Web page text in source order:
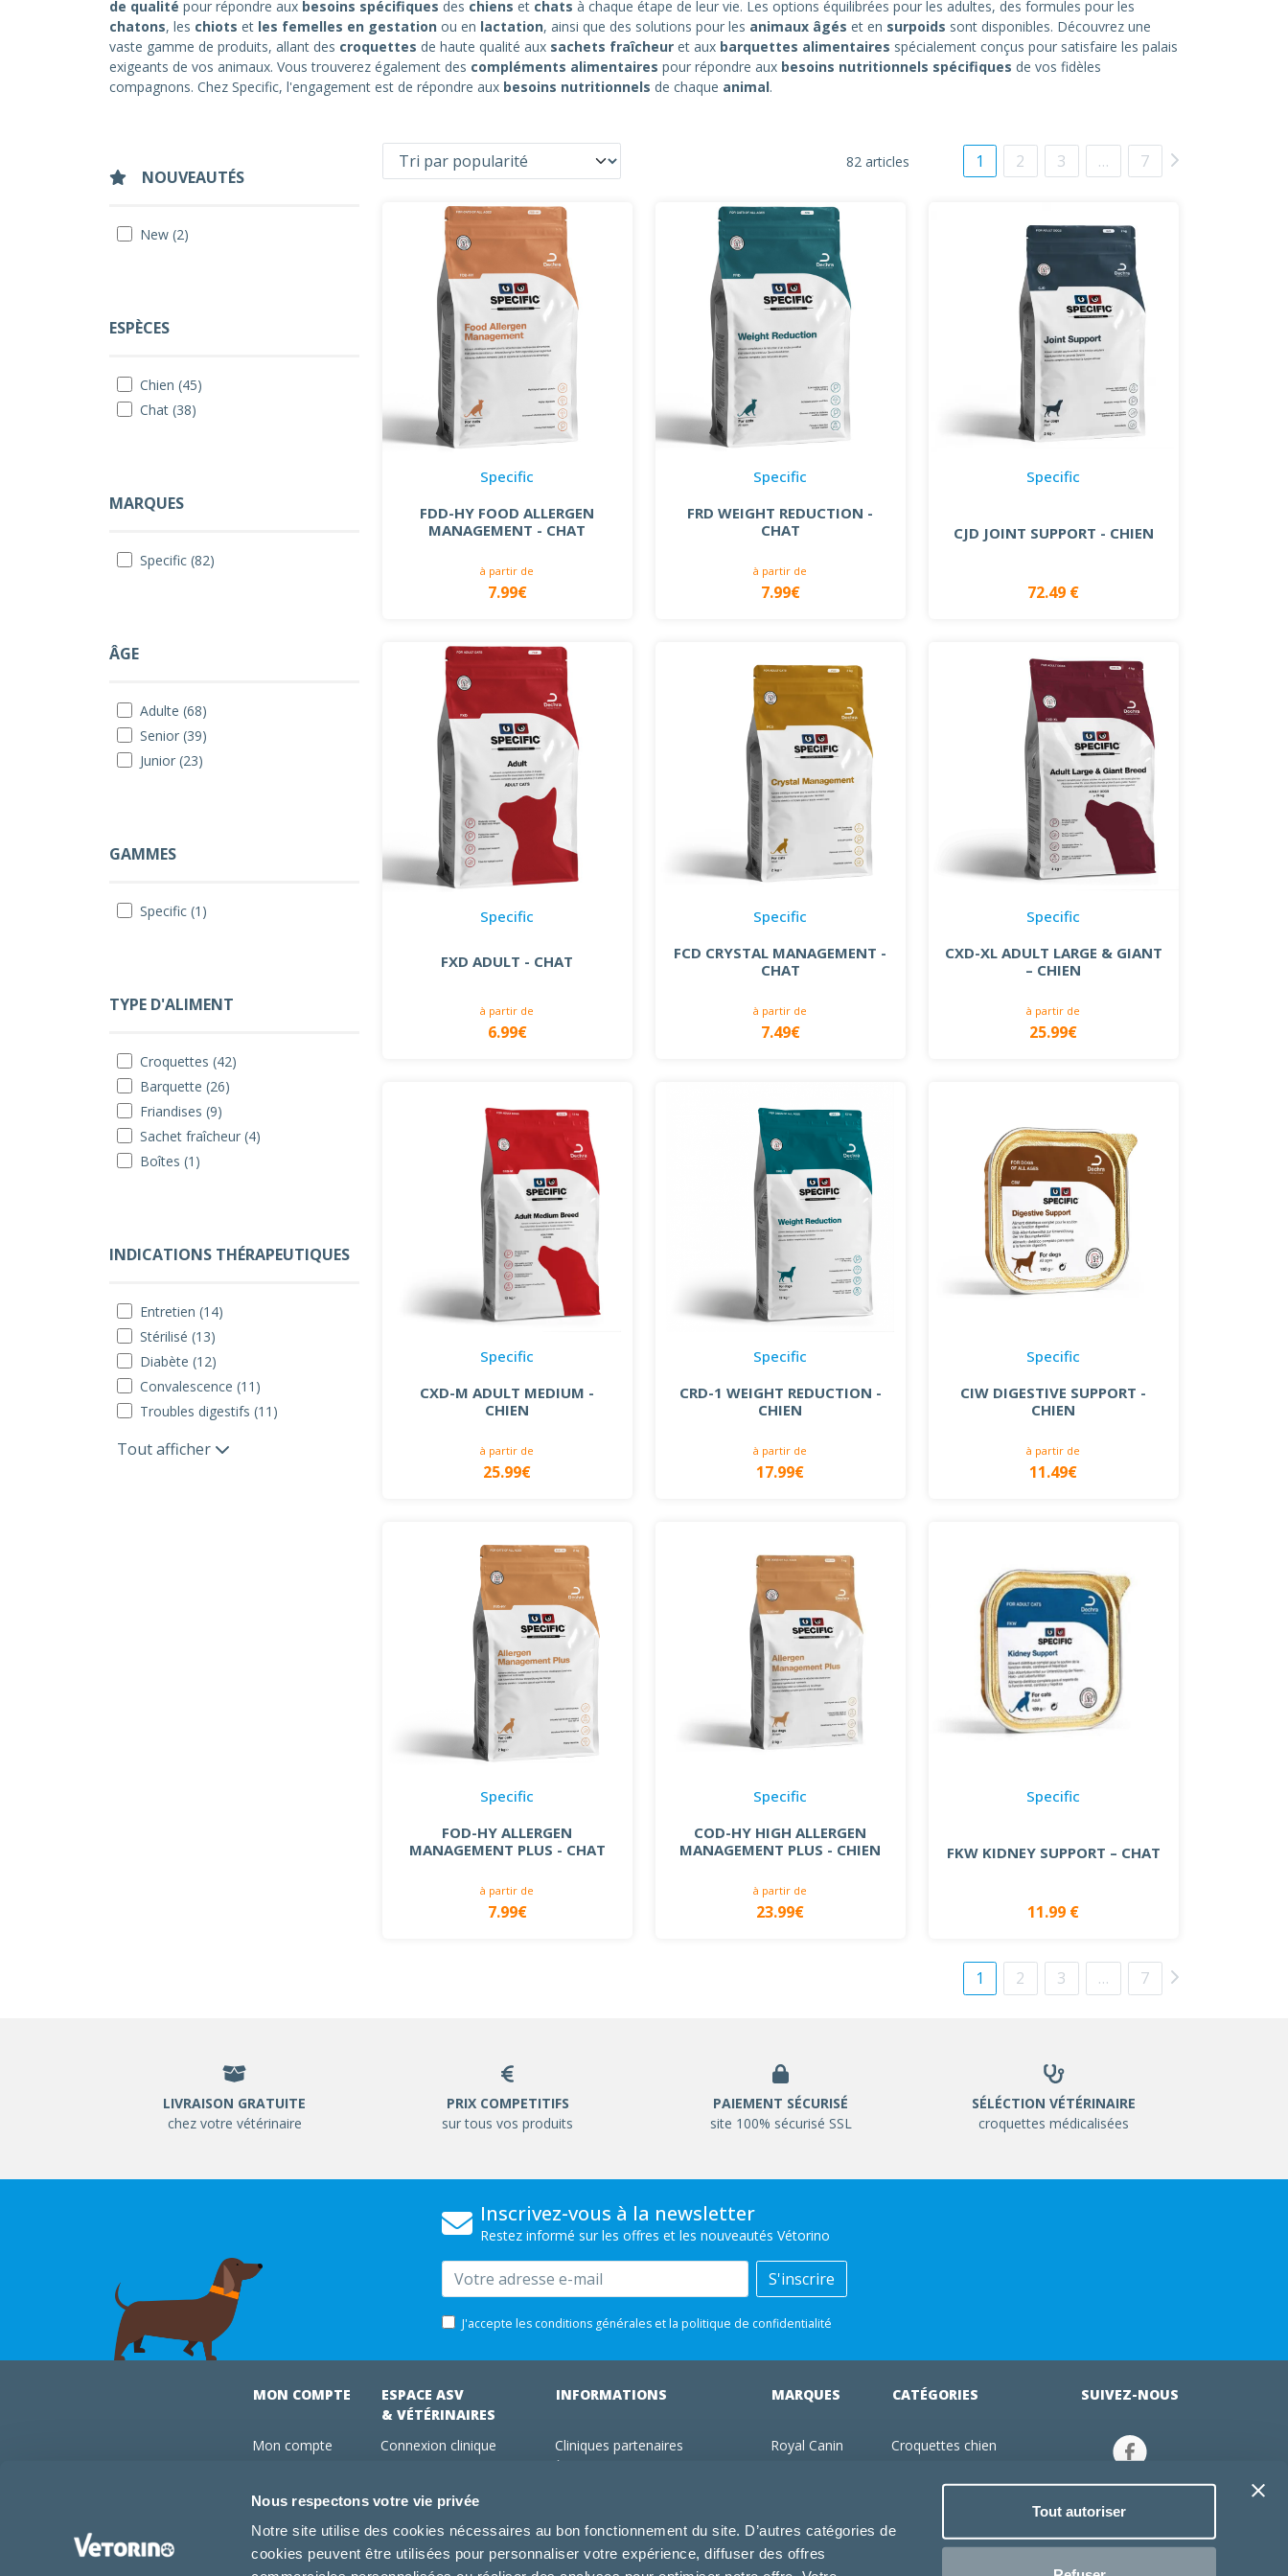
Nous respectons votre vie privée
Notre site utilise des cookies nécessaires au bon fonctionnement du site. D’autres catégories de
cookies peuvent être utilisées pour personnaliser votre expérience, diffuser des offres
Tout autoriser
de qualité pour répondre aux besoins spécifiques des chiens et chats à chaque étape de leur vie. Les options équilibrées pour les adultes, des formules pour les
chatons, les chiots et les femelles en gestation ou en lactation, ainsi que des solutions pour les animaux âgés et en surpoids sont disponibles. Découvrez une
vaste gamme de produits, allant des croquettes de haute qualité aux sachets fraîcheur et aux barquettes alimentaires spécialement conçus pour satisfaire les palais
exigeants de vos animaux. Vous trouverez également des compléments alimentaires pour répondre aux besoins nutritionnels spécifiques de vos fidèles
compagnons. Chez Specific, l'engagement est de répondre aux besoins nutritionnels de chaque animal.
NOUVEAUTÉS
New (2)
ESPÈCES
Chien (45)
Chat (38)
MARQUES
Specific (82)
ÂGE
Adulte (68)
Senior (39)
Junior (23)
GAMMES
Specific (1)
TYPE D'ALIMENT
Croquettes (42)
Barquette (26)
Friandises (9)
Sachet fraîcheur (4)
Boîtes (1)
INDICATIONS THÉRAPEUTIQUES
Entretien (14)
Stérilisé (13)
Diabète (12)
Convalescence (11)
Troubles digestifs (11)
Tout afficher
82 articles 1 2 3 … 7
Specific
FDD-HY FOOD ALLERGEN
MANAGEMENT - CHAT
à partir de
7.99€
Specific
FRD WEIGHT REDUCTION -
CHAT
à partir de
7.99€
Specific
CJD JOINT SUPPORT - CHIEN
72.49 €
Specific
FXD ADULT - CHAT
à partir de
6.99€
Specific
FCD CRYSTAL MANAGEMENT -
CHAT
à partir de
7.49€
Specific
CXD-XL ADULT LARGE & GIANT
– CHIEN
à partir de
25.99€
Specific
CXD-M ADULT MEDIUM -
CHIEN
à partir de
25.99€
Specific
CRD-1 WEIGHT REDUCTION -
CHIEN
à partir de
17.99€
Specific
CIW DIGESTIVE SUPPORT -
CHIEN
à partir de
11.49€
Specific
FOD-HY ALLERGEN
MANAGEMENT PLUS - CHAT
à partir de
7.99€
Specific
COD-HY HIGH ALLERGEN
MANAGEMENT PLUS - CHIEN
à partir de
23.99€
Specific
FKW KIDNEY SUPPORT – CHAT
11.99 €
1 2 3 … 7
LIVRAISON GRATUITE
chez votre vétérinaire
PRIX COMPETITIFS
sur tous vos produits
PAIEMENT SÉCURISÉ
site 100% sécurisé SSL
SÉLÉCTION VÉTÉRINAIRE
croquettes médicalisées
Inscrivez-vous à la newsletter
Restez informé sur les offres et les nouveautés Vétorino
Email S'inscrire
J'accepte les conditions générales et la politique de confidentialité
MON COMPTE
Mon compte
Conseils vétos
FAQ
ESPACE ASV
& VÉTÉRINAIRES
Connexion clinique
Devenir adhérent Vétorino
INFORMATIONS
Cliniques partenaires
Utilisation des cookies
Conditions générales d'utilisation
MARQUES
Royal Canin
Specific
Dechra
CATÉGORIES
Croquettes chien
Jouets chien
Produits vétérinaire chien
SUIVEZ-NOUS